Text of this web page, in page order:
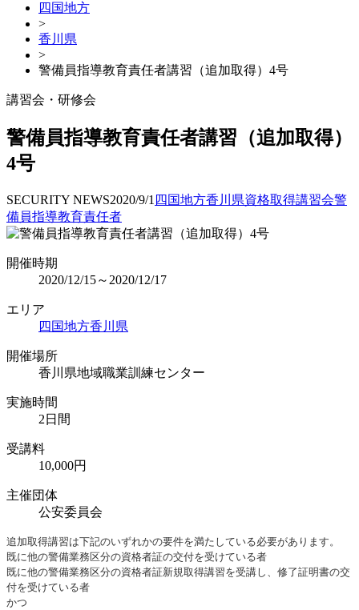
四国地方
>
香川県
>
警備員指導教育責任者講習（追加取得）4号
講習会・研修会
警備員指導教育責任者講習（追加取得）
4号
SECURITY NEWS2020/9/1 四国地方香川県資格取得講習会警
備員指導教育責任者
開催時期
2020/12/15～2020/12/17
エリア
四国地方香川県
開催場所
香川県地域職業訓練センター
実施時間
2日間
受講料
10,000円
主催団体
公安委員会
追加取得講習は下記のいずれかの要件を満たしている必要があります。
既に他の警備業務区分の資格者証の交付を受けている者
既に他の警備業務区分の資格者証新規取得講習を受講し、修了証明書の交
付を受けている者
かつ